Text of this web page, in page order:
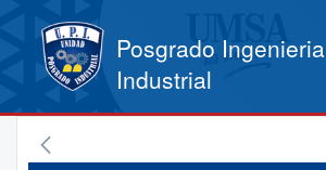
Posgrado Ingenieria
Industrial